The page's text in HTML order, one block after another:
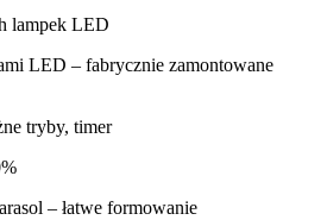
lampek LED
LED – fabrycznie zamontowane
tryby, timer
– łatwe formowanie